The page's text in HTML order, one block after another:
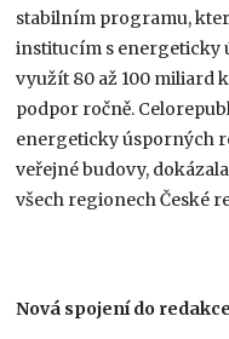
stabilním programu,
institucím s energeticky
využít 80 až 100 miliard
podpor ročně.
energeticky úsporných
veřejné budovy,
všech regionech České
Nová spojení do